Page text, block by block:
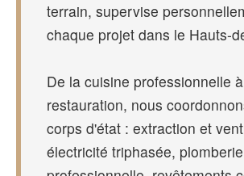
terrain, supervise
chaque projet dans le Hauts-
De la cuisine professionnelle
restauration, nous
corps d'état : extraction et
électricité triphasée, plomberie